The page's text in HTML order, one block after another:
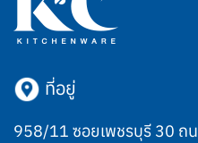
ที่อยู่
958/11 ซอยเพชรบุรี 30 ถ